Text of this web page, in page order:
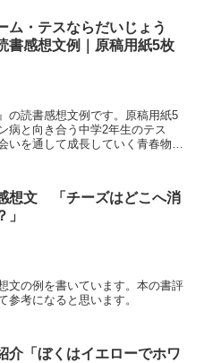
ム・テスならだいじょう
書感想文例｜原稿用紙5枚
の読書感想文例です。原稿用紙5
病と向き合う中学2年生のテス
を通して成長していく青春物語
想文 「チーズはどこへ消
」
文の例を書いています。本の書評
参考になると思います。
介「ぼくはイエローでホワ